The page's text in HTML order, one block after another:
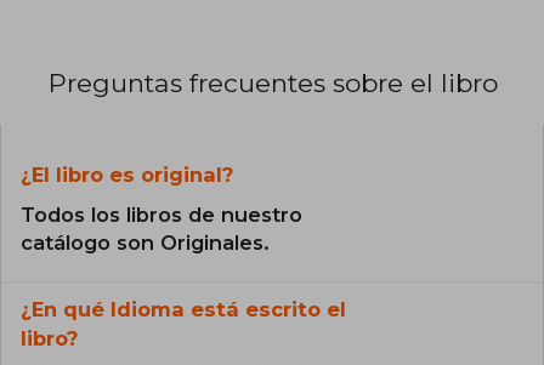
Preguntas frecuentes sobre el libro
¿El libro es original?
Todos los libros de nuestro
catálogo son Originales.
¿En qué Idioma está escrito el
libro?